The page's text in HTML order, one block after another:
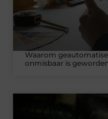
Waarom
onmisbaar is